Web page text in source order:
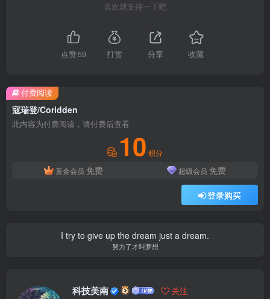
喜欢就支持一下吧
点赞59 打赏 分享 收藏
寇瑞登/Coridden
此内容为付费阅读，请付费后查看
10 积分
黄金会员 免费 超级会员 免费
登录购买
付费阅读
I try to give up the dream just a dream.
努力了才叫梦想
科技美南 关注